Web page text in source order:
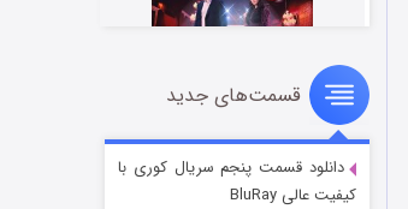
سریال زشت
قسمت2 (زیرنویس) منتشر شد
قسمت‌های جدید
دانلود قسمت پنجم سریال کوری با
کیفیت عالی BluRay